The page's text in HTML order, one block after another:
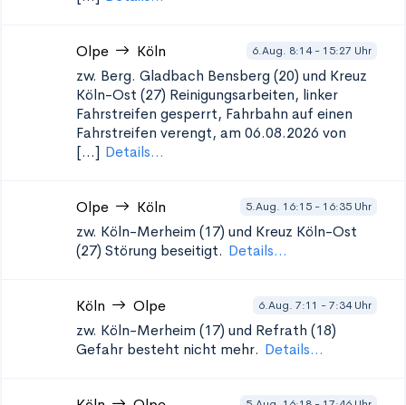
Olpe Köln 6.Aug. 8:14 - 15:27 Uhr
zw. Berg. Gladbach Bensberg (20) und Kreuz
Köln-Ost (27) Reinigungsarbeiten, linker
Fahrstreifen gesperrt, Fahrbahn auf einen
Fahrstreifen verengt, am 06.08.2026 von
[...] Details...
Olpe Köln 5.Aug. 16:15 - 16:35 Uhr
zw. Köln-Merheim (17) und Kreuz Köln-Ost
(27) Störung beseitigt. Details...
Köln Olpe 6.Aug. 7:11 - 7:34 Uhr
zw. Köln-Merheim (17) und Refrath (18)
Gefahr besteht nicht mehr. Details...